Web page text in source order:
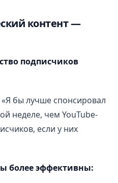
контент —
подписчиков
бы лучше спонсировал
неделе, чем YouTube-
если у них
более эффективны: